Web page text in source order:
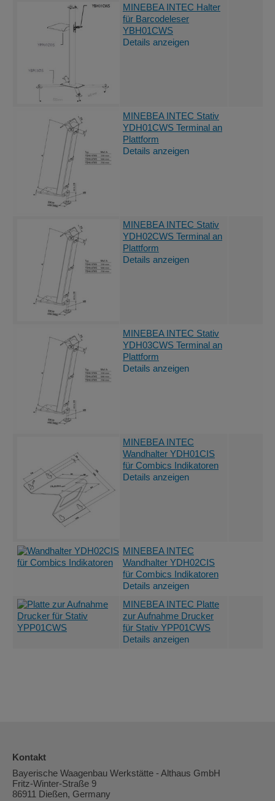
MINEBEA INTEC Halter
für Barcodeleser
YBH01CWS
Details anzeigen
MINEBEA INTEC Stativ
YDH01CWS Terminal an
Plattform
Details anzeigen
MINEBEA INTEC Stativ
YDH02CWS Terminal an
Plattform
Details anzeigen
MINEBEA INTEC Stativ
YDH03CWS Terminal an
Plattform
Details anzeigen
MINEBEA INTEC
Wandhalter YDH01CIS
für Combics Indikatoren
Details anzeigen
MINEBEA INTEC
Wandhalter YDH02CIS
für Combics Indikatoren
Details anzeigen
MINEBEA INTEC Platte
zur Aufnahme Drucker
für Stativ YPP01CWS
Details anzeigen
Kontakt
Bayerische Waagenbau Werkstätte - Althaus GmbH
Fritz-Winter-Straße 9
86911 Dießen, Germany